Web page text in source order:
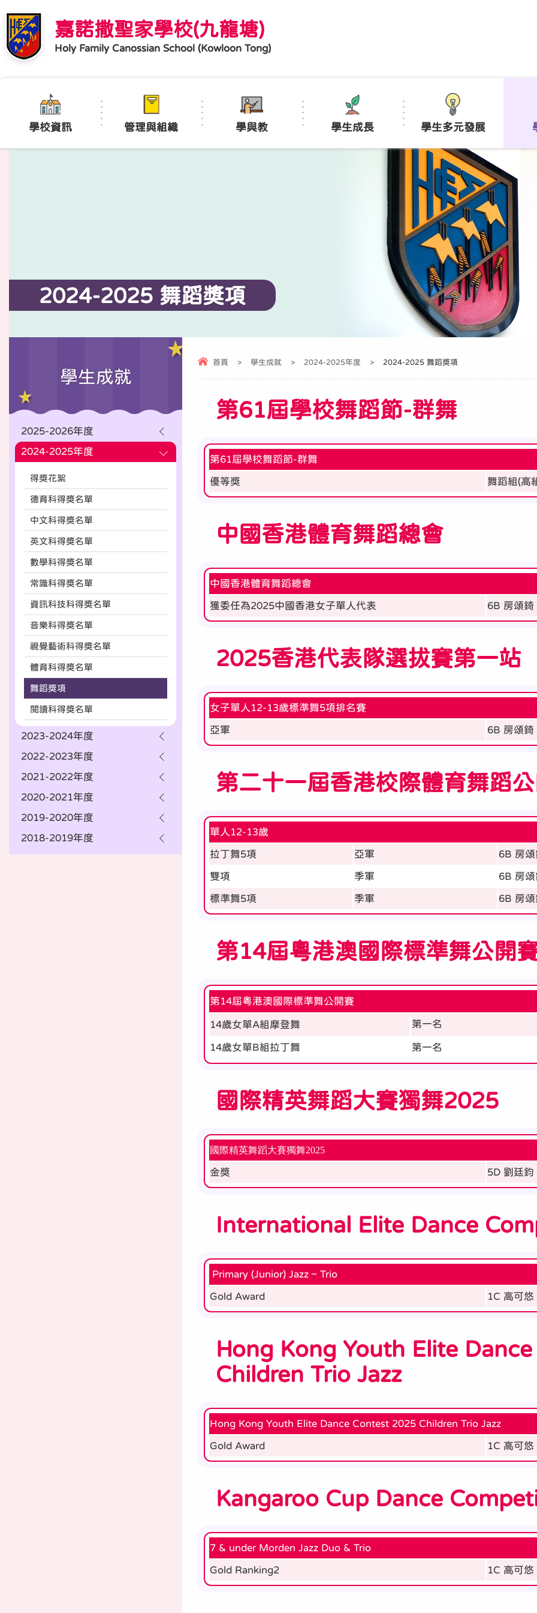
嘉諾撒聖家學校(九龍塘)
Holy Family Canossian School (Kowloon Tong)
學校資訊 管理與組織 學與教 學生成長 學生多元發展
2024-2025 舞蹈獎項
首頁 > 學生成就 > 2024-2025年度 > 2024-2025 舞蹈獎項
第61屆學校舞蹈節-群舞
第61屆學校舞蹈節-群舞
優等獎 舞蹈組(高
中國香港體育舞蹈總會
中國香港體育舞蹈總會
獲委任為2025中國香港女子單人代表 6B 房頌錡
2025香港代表隊選拔賽第一站
女子單人12-13歲標準舞5項排名賽
亞軍 6B 房頌錡
第二十一屆香港校際體育舞蹈
單人12-13歲
拉丁舞5項 亞軍 6B 房
雙項 季軍 6B 房
標準舞5項 季軍 6B 房
第14屆粵港澳國際標準舞公開
第14屆粵港澳國際標準舞公開賽
14歲女單A組摩登舞 第一名
14歲女單B組拉丁舞 第一名
國際精英舞蹈大賽獨舞2025
國際精英舞蹈大賽獨舞2025
金獎 5D 劉廷鈞
International Elite Dance
Primary (Junior) Jazz – Trio
Gold Award 1C 高可悠
Hong Kong Youth Elite
Children Trio Jazz
Hong Kong Youth Elite Dance Contest 2025 Children Trio Jazz
Gold Award 1C 高可悠
Kangaroo Cup Dance
7 & under Morden Jazz Duo & Trio
Gold Ranking2 1C 高可悠
學生成就
2025-2026年度
2024-2025年度
得獎花絮
德育科得奬名單
中文科得奬名單
英文科得奬名單
數學科得奬名單
常識科得奬名單
資訊科技科得奬名單
音樂科得奬名單
視覺藝術科得奬名單
體育科得奬名單
舞蹈獎項
閱讀科得獎名單
2023-2024年度
2022-2023年度
2021-2022年度
2020-2021年度
2019-2020年度
2018-2019年度